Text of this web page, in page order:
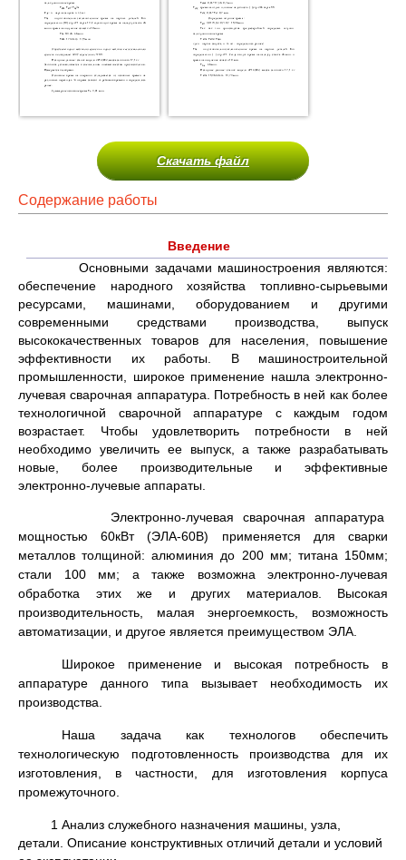
Скачать файл
Содержание работы
Введение
Основными задачами машиностроения являются:
обеспечение народного хозяйства топливно-сырьевыми
ресурсами, машинами, оборудованием и другими
современными средствами производства, выпуск
высококачественных товаров для населения, повышение
эффективности их работы. В машиностроительной
промышленности, широкое применение нашла электронно-
лучевая сварочная аппаратура. Потребность в ней как более
технологичной сварочной аппаратуре с каждым годом
возрастает. Чтобы удовлетворить потребности в ней
необходимо увеличить ее выпуск, а также разрабатывать
новые, более производительные и эффективные
электронно-лучевые аппараты.
Электронно-лучевая сварочная аппаратура
мощностью 60кВт (ЭЛА-60В) применяется для сварки
металлов толщиной: алюминия до 200 мм; титана 150мм;
стали 100 мм; а также возможна электронно-лучевая
обработка этих же и других материалов. Высокая
производительность, малая энергоемкость, возможность
автоматизации, и другое является преимуществом ЭЛА.
Широкое применение и высокая потребность в
аппаратуре данного типа вызывает необходимость их
производства.
Наша задача как технологов обеспечить
технологическую подготовленность производства для их
изготовления, в частности, для изготовления корпуса
промежуточного.
1 Анализ служебного назначения машины, узла,
детали. Описание конструктивных отличий детали и условий